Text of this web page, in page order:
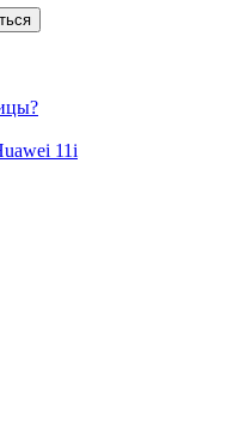
11i